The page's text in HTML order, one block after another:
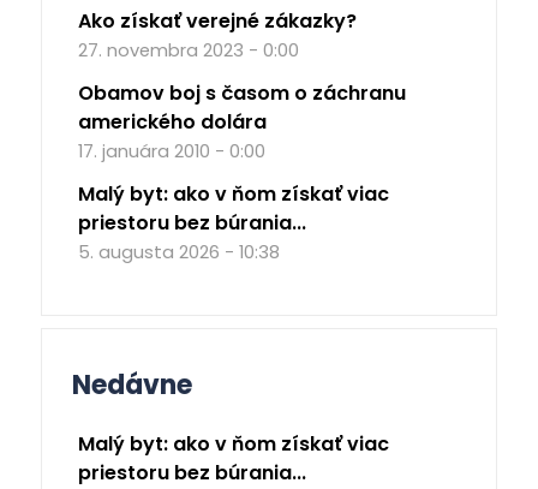
Ako získať verejné zákazky?
27. novembra 2023 - 0:00
Obamov boj s časom o záchranu
amerického dolára
17. januára 2010 - 0:00
Malý byt: ako v ňom získať viac
priestoru bez búrania...
5. augusta 2026 - 10:38
Nedávne
Malý byt: ako v ňom získať viac
priestoru bez búrania...